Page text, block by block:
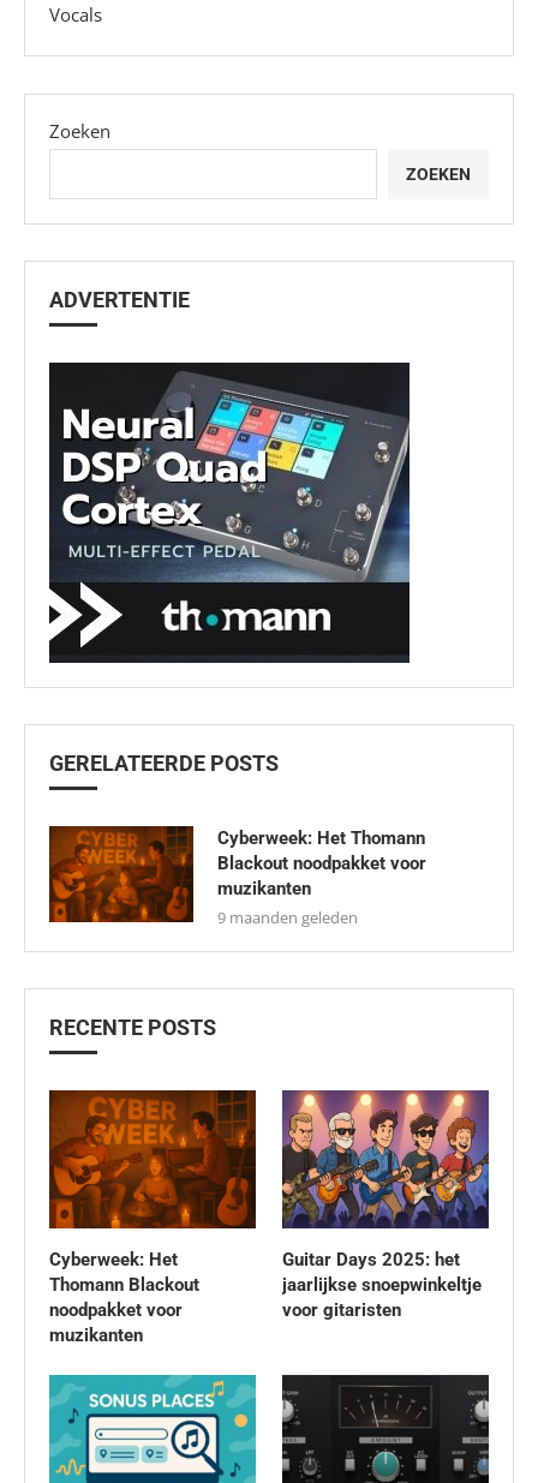
Zoeken
ZOEKEN
ADVERTENTIE
GERELATEERDE POSTS
Cyberweek: Het Thomann
Blackout noodpakket voor
muzikanten
9 maanden geleden
RECENTE POSTS
Cyberweek: Het
Thomann Blackout
noodpakket voor
muzikanten
Guitar Days 2025: het
jaarlijkse snoepwinkeltje
voor gitaristen
Vocals